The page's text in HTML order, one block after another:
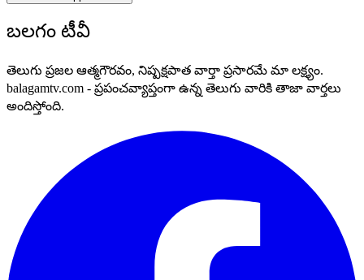
బలగం టీవీ
తెలుగు ప్రజల ఆత్మగౌరవం, నిష్పక్షపాత వార్తా ప్రసారమే మా లక్ష్యం.
balagamtv.com - ప్రపంచవ్యాప్తంగా ఉన్న తెలుగు వారికి తాజా వార్తలు
అందిస్తోంది.